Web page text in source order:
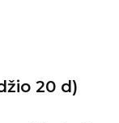
20 d)